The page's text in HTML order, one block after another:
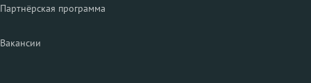
Партнёрская программа
Вакансии